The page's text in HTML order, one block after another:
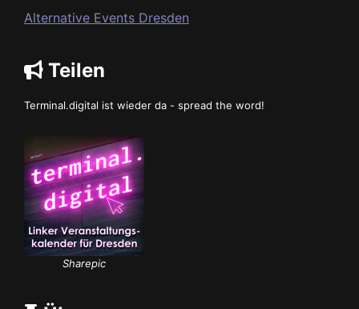
Alternative Events Dresden
Teilen
Terminal.digital ist wieder da - spread the word!
Sharepic